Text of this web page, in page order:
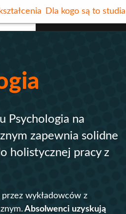
MENU
Psychologia na
zapewnia solidne
holistycznej pracy z
wykładowców z
Absolwenci uzyskują
Dla kogo są to